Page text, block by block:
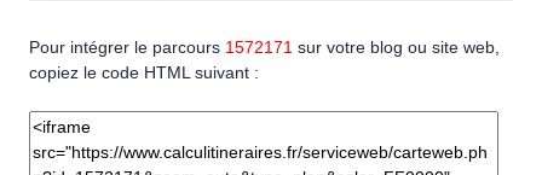
Pour intégrer le parcours 1572171 sur votre blog ou site web,
copiez le code HTML suivant :